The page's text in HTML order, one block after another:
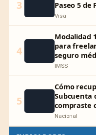
3
Paseo 5 de
Visa
4
Modalidad
para
seguro
IMSS
5
Cómo
Subcuenta
compraste
Nacional